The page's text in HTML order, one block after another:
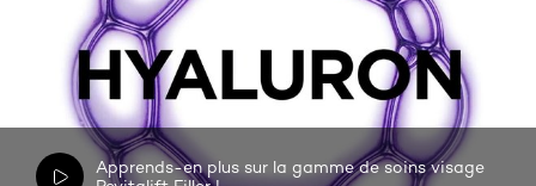
Apprends-en plus sur la gamme de soins visage